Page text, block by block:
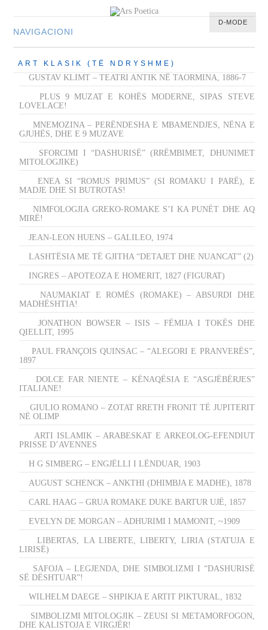
NAVIGACIONI
MULTIMEDIA
MUSIC
M-LIST
ART KLASIK (TË NDRYSHME)
GUSTAV KLIMT – TEATRI ANTIK NË TAORMINA, 1886-7
PLUS 9 MUZAT E KOHËS MODERNE, SIPAS STEVE
LOVELACE!
MNEMOZINA – PERËNDESHA E MBAMENDJES, NËNA E
GJUHËS, DHE E 9 MUZAVE
SFORCIMI I “DASHURISË” (RRËMBIMET, DHUNIMET
MITOLOGJIKE)
ENEA SI “ROMUS PRIMUS” (SI ROMAKU I PARË), E
MADJE DHE SI BUTROTAS!
NIMFOLOGJIA GREKO-ROMAKE S’I KA PUNËT DHE AQ
MIRË!
JEAN-LEON HUENS – GALILEO, 1974
LASHTËSIA ME TË GJITHA “DETAJET DHE NUANCAT” (2)
INGRES – APOTEOZA E HOMERIT, 1827 (FIGURAT)
NAUMAKIAT E ROMËS (ROMAKE) – ABSURDI DHE
MADHËSHTIA!
JONATHON BOWSER – ISIS – FËMIJA I TOKËS DHE
QIELLIT, 1995
PAUL FRANÇOIS QUINSAC – “ALEGORI E PRANVERËS”,
1897
DOLCE FAR NIENTE – KËNAQËSIA E “ASGJËBËRJES”
ITALIANE!
GIULIO ROMANO – ZOTAT RRETH FRONIT TË JUPITERIT
NË OLIMP
ARTI ISLAMIK – ARABESKAT E ARKEOLOG-EFENDIUT
PRISSE D’AVENNES
H G SIMBERG – ENGJËLLI I LËNDUAR, 1903
AUGUST SCHENCK – ANKTHI (DHIMBJA E MADHE), 1878
CARL HAAG – GRUA ROMAKE DUKE BARTUR UJË, 1857
EVELYN DE MORGAN – ADHURIMI I MAMONIT, ~1909
LIBERTAS, LA LIBERTE, LIBERTY, LIRIA (STATUJA E
LIRISË)
SAFOJA – LEGJENDA, DHE SIMBOLIZMI I “DASHURISË
SË DËSHTUAR”!
WILHELM DAEGE – SHPIKJA E ARTIT PIKTURAL, 1832
SIMBOLIZMI MITOLOGJIK – ZEUSI SI METAMORFOGON,
DHE KALISTOJA E VIRGJËR!
D-MODE